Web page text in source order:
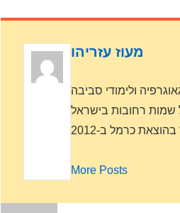
מעוז עזריהו
ולימודי סביבה
שמות רחובות בישראל
More Posts